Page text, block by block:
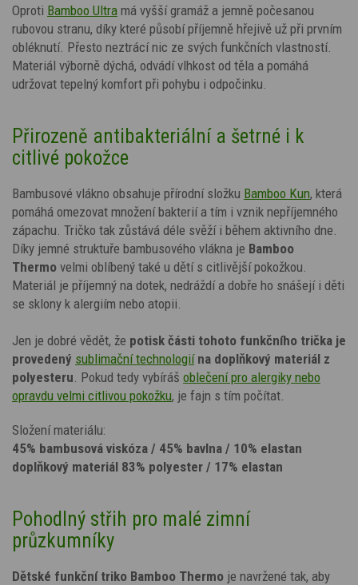
Oproti Bamboo Ultra má vyšší gramáž a jemně počesanou
rubovou stranu, díky které působí příjemně hřejivě už při prvním
obléknutí. Přesto neztrácí nic ze svých funkčních vlastností.
Materiál výborně dýchá, odvádí vlhkost od těla a pomáhá
udržovat tepelný komfort při pohybu i odpočinku.
Přirozeně antibakteriální a šetrné i k
citlivé pokožce
Bambusové vlákno obsahuje přírodní složku Bamboo Kun, která
pomáhá omezovat množení bakterií a tím i vznik nepříjemného
zápachu. Tričko tak zůstává déle svěží i během aktivního dne.
Díky jemné struktuře bambusového vlákna je Bamboo
Thermo velmi oblíbený také u dětí s citlivější pokožkou.
Materiál je příjemný na dotek, nedráždí a dobře ho snášejí i děti
se sklony k alergiím nebo atopii.
Jen je dobré vědět, že potisk části tohoto funkčního trička je
provedený sublimační technologiína doplňkový materiál z
polyesteru . Pokud tedy vybíráš oblečení pro alergiky nebo
opravdu velmi citlivou pokožku, je fajn s tím počítat.
Složení materiálu:
45% bambusová viskóza / 45% bavlna / 10% elastan
doplňkový materiál 83% polyester / 17% elastan
Pohodlný střih pro malé zimní
průzkumníky
Dětské funkční triko Bamboo Thermo je navržené tak, aby